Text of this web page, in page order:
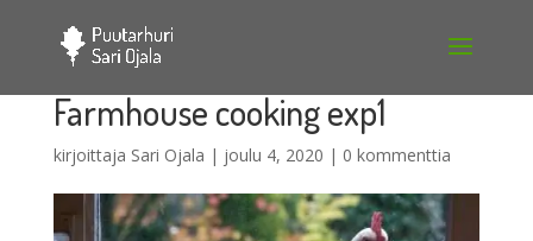
Farmhouse cooking exp1
kirjoittaja Sari Ojala | joulu 4, 2020 | 0 kommenttia